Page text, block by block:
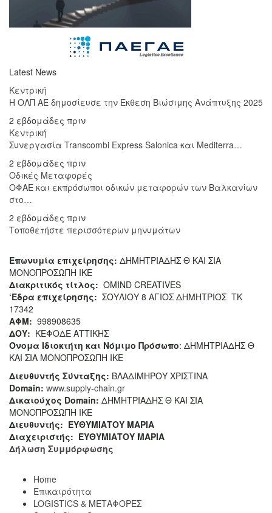
Latest News
Κεντρική
Η ΟΛΠ ΑΕ δημοσίευσε την Έκθεση Βιώσιμης Ανάπτυξης 2025
2 εβδομάδες πριν
Κεντρική
Συνεργασία Transcombi Express Salonica και Mediterra…
2 εβδομάδες πριν
Οδικές Μεταφορές
ΟΦΑΕ και εκπρόσωποι οδικών μεταφορών των Βαλκανίων
στο…
2 εβδομάδες πριν
Τοποθετήστε περισσότερων μηνυμάτων
Επωνυμία επιχείρησης: ΔΗΜΗΤΡΙΑΔΗΣ Θ ΚΑΙ ΣΙΑ
ΜΟΝΟΠΡΟΣΩΠΗ ΙΚΕ
Διακριτικός τίτλος: ΟΜΙΝD CREATIVES
‘Eδρα επιχείρησης: ΣΟΥΛΙΟΥ 8 ΑΓΙΟΣ ΔΗΜΗΤΡΙΟΣ ΤΚ
17342
ΑΦΜ: 998908635
ΔΟΥ: ΚΕΦΟΔΕ ΑΤΤΙΚΗΣ
Όνομα Ιδιοκτήτη και Νόμιμο Πρόσωπο: ΔΗΜΗΤΡΙΑΔΗΣ Θ
ΚΑΙ ΣΙΑ ΜΟΝΟΠΡΟΣΩΠΗ ΙΚΕ
Διευθυντής Σύνταξης: ΒΛΑΔΙΜΗΡΟΥ ΧΡΙΣΤΙΝΑ
Domain: www.supply-chain.gr
Δικαιούχος Domain: ΔΗΜΗΤΡΙΑΔΗΣ Θ ΚΑΙ ΣΙΑ
ΜΟΝΟΠΡΟΣΩΠΗ ΙΚΕ
Διευθυντής: ΕΥΘΥΜΙΑΤΟΥ ΜΑΡΙΑ
Διαχειριστής: ΕΥΘΥΜΙΑΤΟΥ ΜΑΡΙΑ
Δήλωση Συμμόρφωσης
Home
Επικαιρότητα
LOGISTICS & ΜΕΤΑΦΟΡΕΣ